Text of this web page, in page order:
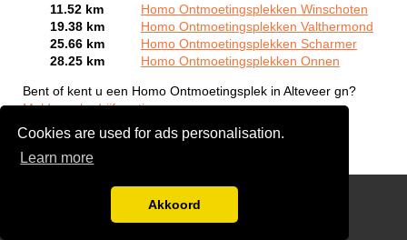
Cookies are used for ads personalisation.
Learn more
Akkoord
11.52 km
Homo Ontmoetingsplekken Winschoten
19.38 km
Homo Ontmoetingsplekken Valthermond
25.66 km
Homo Ontmoetingsplekken Scharmer
28.25 km
Homo Ontmoetingsplekken Onnen
Bent of kent u een Homo Ontmoetingsplek in Alteveer gn?
Meld een bedrijf gratis aan